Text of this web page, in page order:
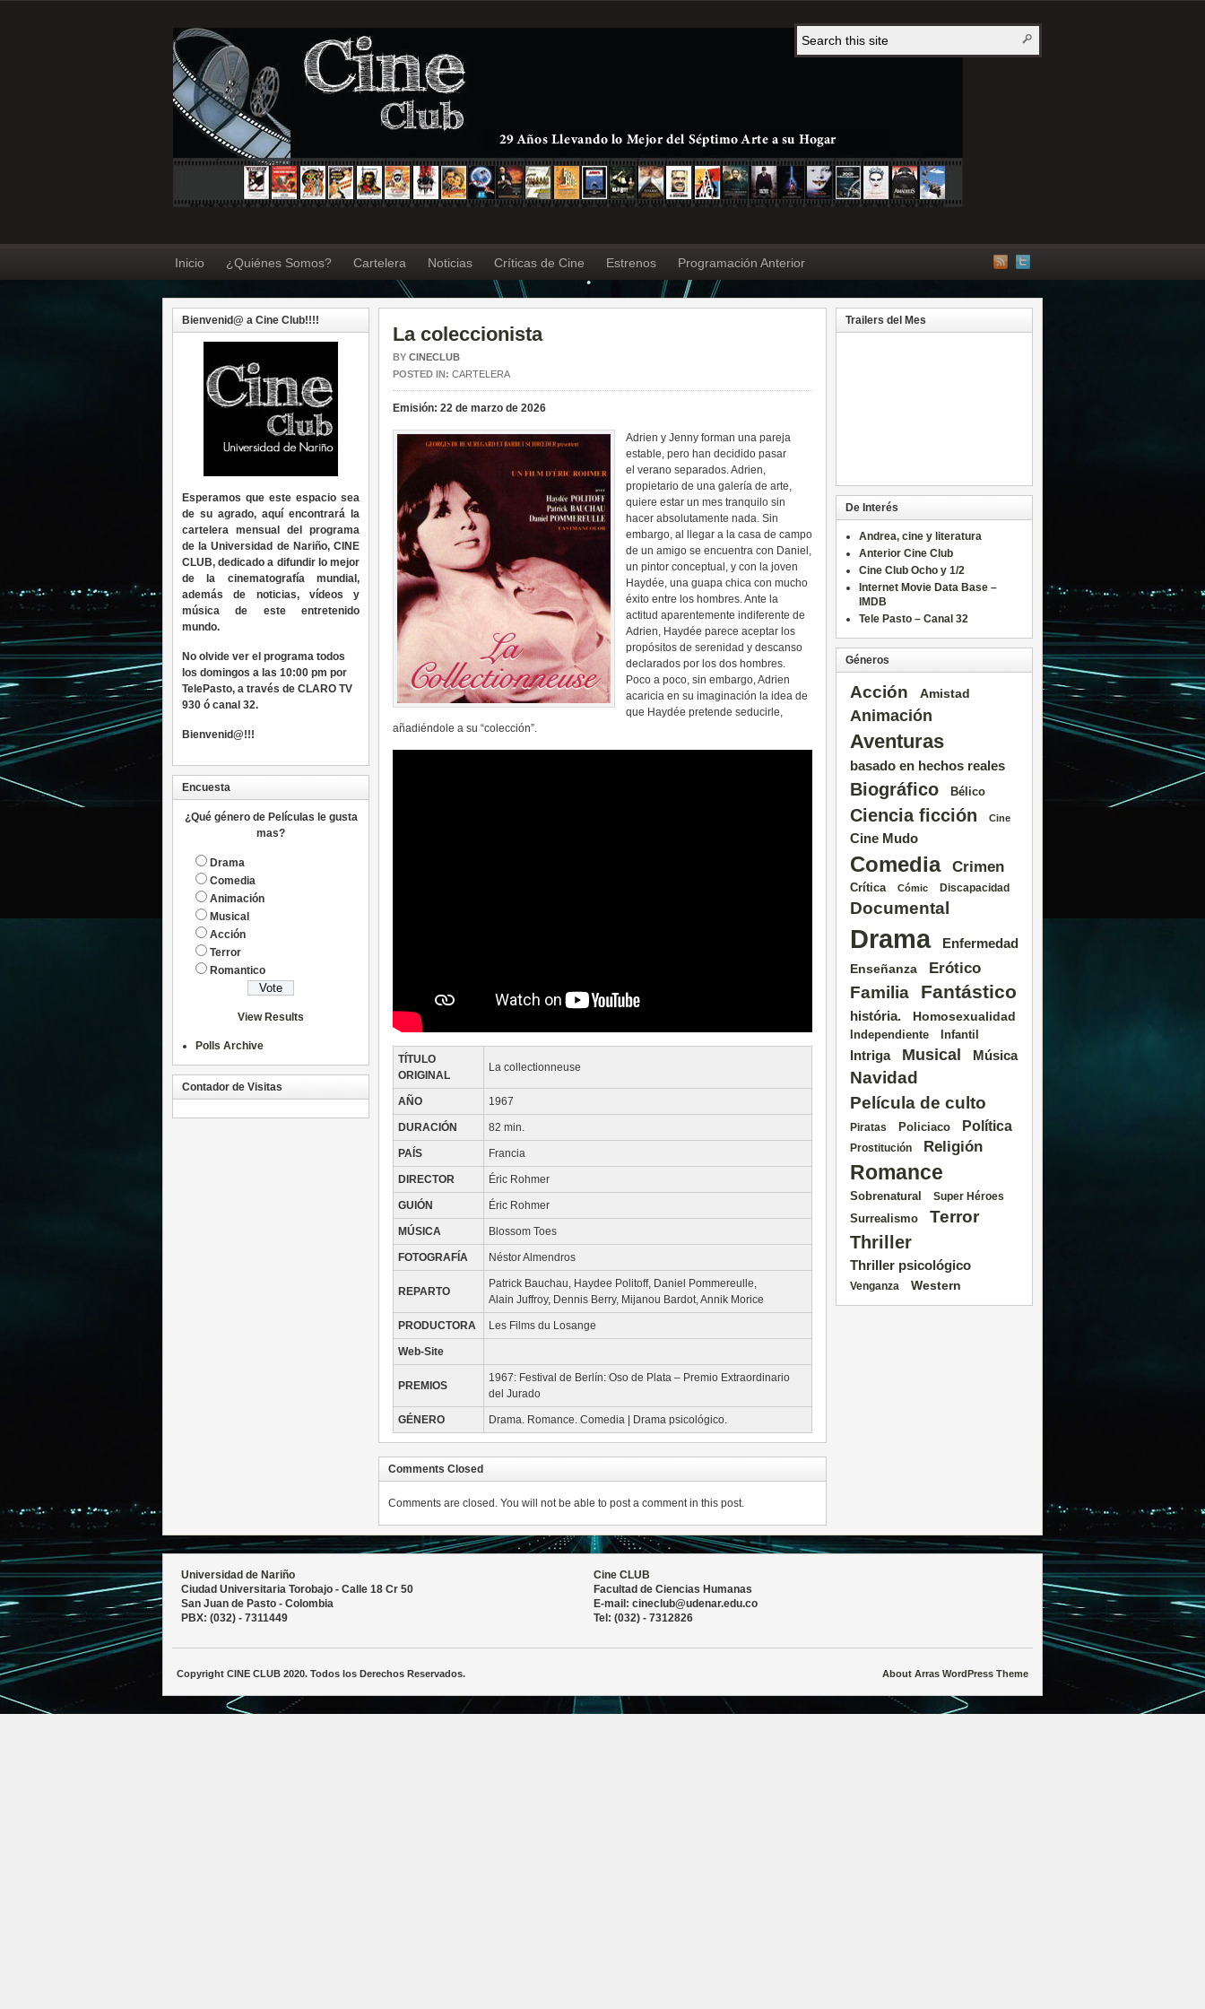
Inicio ¿Quiénes Somos? Cartelera Noticias Críticas de Cine Estrenos Programación Anterior
La coleccionista
BY CINECLUB
POSTED IN: CARTELERA
Emisión: 22 de marzo de 2026
Adrien y Jenny forman una pareja
estable, pero han decidido pasar
el verano separados. Adrien,
propietario de una galería de arte,
quiere estar un mes tranquilo sin
hacer absolutamente nada. Sin
embargo, al llegar a la casa de campo
de un amigo se encuentra con Daniel,
un pintor conceptual, y con la joven
Haydée, una guapa chica con mucho
éxito entre los hombres. Ante la
actitud aparentemente indiferente de
Adrien, Haydée parece aceptar los
propósitos de serenidad y descanso
declarados por los dos hombres.
Poco a poco, sin embargo, Adrien
acaricia en su imaginación la idea de
que Haydée pretende seducirle,
añadiéndole a su “colección”.
TÍTULO
ORIGINAL
La collectionneuse
AÑO 1967
DURACIÓN 82 min.
PAÍS Francia
DIRECTOR Éric Rohmer
GUIÓN Éric Rohmer
MÚSICA Blossom Toes
FOTOGRAFÍA Néstor Almendros
REPARTO
Patrick Bauchau, Haydee Politoff, Daniel Pommereulle,
Alain Juffroy, Dennis Berry, Mijanou Bardot, Annik Morice
PRODUCTORA Les Films du Losange
Web-Site
PREMIOS
1967: Festival de Berlín: Oso de Plata – Premio Extraordinario
del Jurado
GÉNERO Drama. Romance. Comedia | Drama psicológico.
Comments Closed
Comments are closed. You will not be able to post a comment in this post.
Bienvenid@ a Cine Club!!!!
Esperamos que este espacio sea
de su agrado, aquí encontrará la
cartelera mensual del programa
de la Universidad de Nariño, CINE
CLUB, dedicado a difundir lo mejor
de la cinematografía mundial,
además de noticias, vídeos y
música de este entretenido
mundo.
No olvide ver el programa todos
los domingos a las 10:00 pm por
TelePasto, a través de CLARO TV
930 ó canal 32.
Bienvenid@!!!
Encuesta
¿Qué género de Películas le gusta
mas?
Drama
Comedia
Animación
Musical
Acción
Terror
Romantico
View Results
Polls Archive
Contador de Visitas
Trailers del Mes
De Interés
Andrea, cine y literatura
Anterior Cine Club
Cine Club Ocho y 1/2
Internet Movie Data Base –
IMDB
Tele Pasto – Canal 32
Géneros
Acción Amistad
Animación
Aventuras
basado en hechos reales
Biográfico Bélico
Ciencia ficción Cine
Cine Mudo
Comedia Crimen
Crítica Cómic Discapacidad
Documental
Drama
Enfermedad
Enseñanza
Erótico
Familia Fantástico
história. Homosexualidad
Independiente Infantil
Intriga Musical Música
Navidad
Película de culto
Piratas Policiaco Política
Prostitución Religión
Romance
Sobrenatural Super Héroes
Surrealismo Terror
Thriller
Thriller psicológico
Venganza Western
Universidad de Nariño
Ciudad Universitaria Torobajo - Calle 18 Cr 50
San Juan de Pasto - Colombia
PBX: (032) - 7311449
Cine CLUB
Facultad de Ciencias Humanas
E-mail: cineclub@udenar.edu.co
Tel: (032) - 7312826
About Arras WordPress Theme
Copyright CINE CLUB 2020. Todos los Derechos Reservados.